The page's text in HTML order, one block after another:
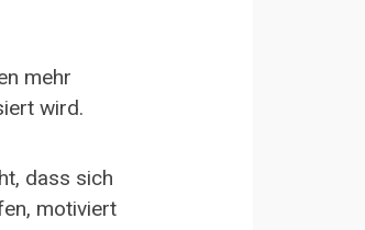
mehr
wird.
dass sich
motiviert